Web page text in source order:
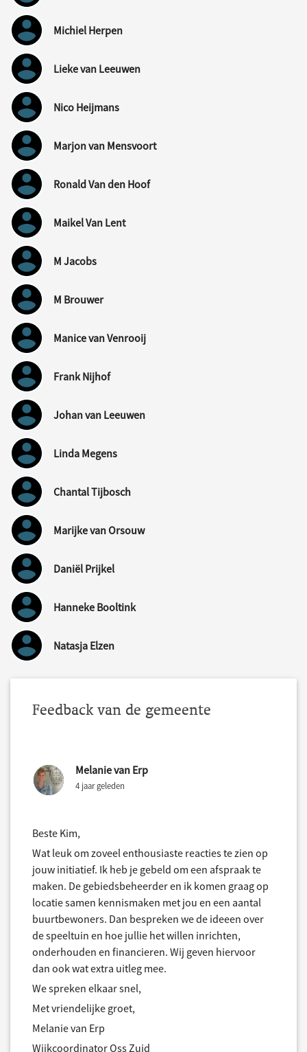
Michiel Herpen
Lieke van Leeuwen
Nico Heijmans
Marjon van Mensvoort
Ronald Van den Hoof
Maikel Van Lent
M Jacobs
M Brouwer
Manice van Venrooij
Frank Nijhof
Johan van Leeuwen
Linda Megens
Chantal Tijbosch
Marijke van Orsouw
Daniël Prijkel
Hanneke Booltink
Natasja Elzen
Feedback van de gemeente
Melanie van Erp
4 jaar geleden
Beste Kim,
Wat leuk om zoveel enthousiaste reacties te zien op
jouw initiatief. Ik heb je gebeld om een afspraak te
maken. De gebiedsbeheerder en ik komen graag op
locatie samen kennismaken met jou en een aantal
buurtbewoners. Dan bespreken we de ideeen over
de speeltuin en hoe jullie het willen inrichten,
onderhouden en financieren. Wij geven hiervoor
dan ook wat extra uitleg mee.
We spreken elkaar snel,
Met vriendelijke groet,
Melanie van Erp
Wijkcoordinator Oss Zuid